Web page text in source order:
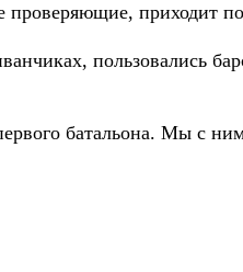
приходит
пользовались
батальона. Мы с